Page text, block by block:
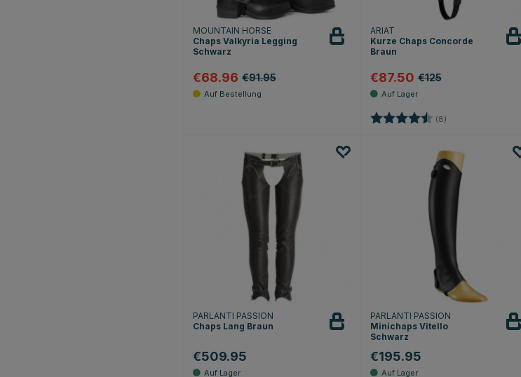
MOUNTAIN HORSE
Chaps Valkyria Legging
Schwarz
€68.96 €91.95
ARIAT
Kurze Chaps Concorde
Braun
€87.50 €125
Bewertung: (8)
PARLANTI PASSION
Chaps Lang Braun
€509.95
PARLANTI PASSION
Minichaps Vitello
Schwarz
€195.95